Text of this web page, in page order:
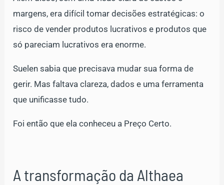
margens, era difícil tomar decisões estratégicas: o
risco de vender produtos lucrativos e produtos que
só pareciam lucrativos era enorme.
Suelen sabia que precisava mudar sua forma de
gerir. Mas faltava clareza, dados e uma ferramenta
que unificasse tudo.
Foi então que ela conheceu a Preço Certo.
A transformação da Althaea